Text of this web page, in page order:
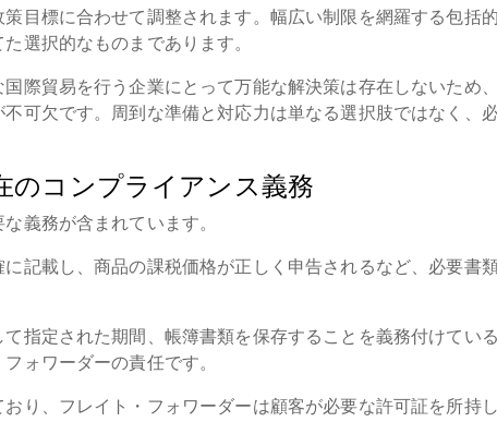
目標に合わせて調整されます。幅広い制限を網羅する包括
選択的なものまであります。
際貿易を行う企業にとって万能な解決策は存在しないため
可欠です。周到な準備と対応力は単なる選択肢ではなく、
のコンプライアンス義務
義務が含まれています。
記載し、商品の課税価格が正しく申告されるなど、必要書
指定された期間、帳簿書類を保存することを義務付けてい
ォワーダーの責任です。
り、フレイト・フォワーダーは顧客が必要な許可証を所持